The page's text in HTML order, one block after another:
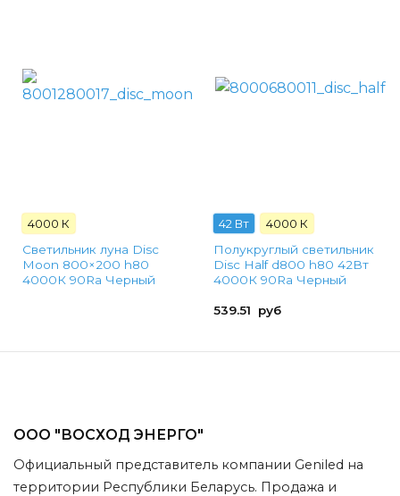
4000 К
Светильник луна Disc
Moon 800×200 h80
4000К 90Ra Черный
42 Вт
4000 К
Полукруглый светильник
Disc Half d800 h80 42Вт
4000К 90Ra Черный
539.51 руб
ООО "ВОСХОД ЭНЕРГО"
Официальный представитель компании Geniled на
территории Республики Беларусь. Продажа и